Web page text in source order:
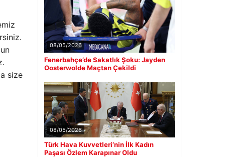
size
08/05/2026
Fenerbahçe’de Sakatlık Şoku: Jayden
Oosterwolde Maçtan Çekildi
08/05/2026
Türk Hava Kuvvetleri’nin İlk Kadın
Paşası Özlem Karapınar Oldu